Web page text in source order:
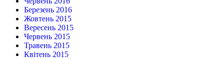
Березень 2016
Жовтень 2015
Вересень 2015
Червень 2015
Травень 2015
Квітень 2015